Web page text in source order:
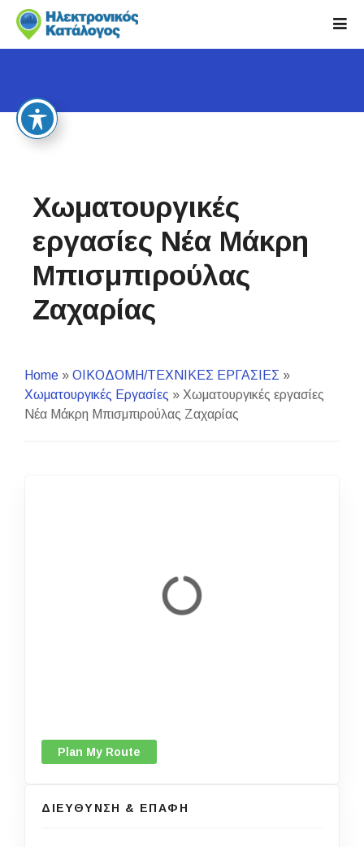
i
Χωματουργικές
εργασίες Νέα Μάκρη
Μπισμπιρούλας
Ζαχαρίας
Home » ΟΙΚΟΔΟΜΗ/ΤΕΧΝΙΚΕΣ ΕΡΓΑΣΙΕΣ »
Χωματουργικές Εργασίες » Χωματουργικές εργασίες
Νέα Μάκρη Μπισμπιρούλας Ζαχαρίας
Plan My Route
ΔΙΕΥΘΥΝΣΗ & ΕΠΑΦΗ